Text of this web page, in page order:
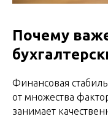
Почему
Финансовая
от множества
занимает